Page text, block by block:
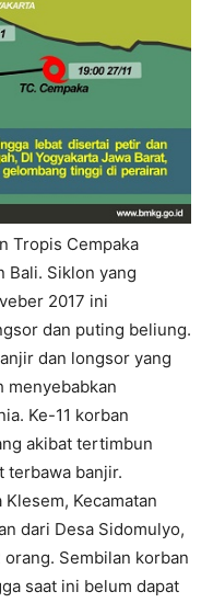
Tropis Cempaka
Bali. Siklon yang
2017 ini
dan puting beliung.
dan longsor yang
menyebabkan
Ke-11 korban
akibat tertimbun
terbawa banjir.
Kecamatan
dari Desa Sidomulyo,
Sembilan korban
saat ini belum dapat